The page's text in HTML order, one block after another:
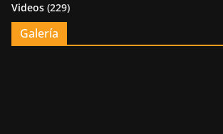
Videos (229)
Galería